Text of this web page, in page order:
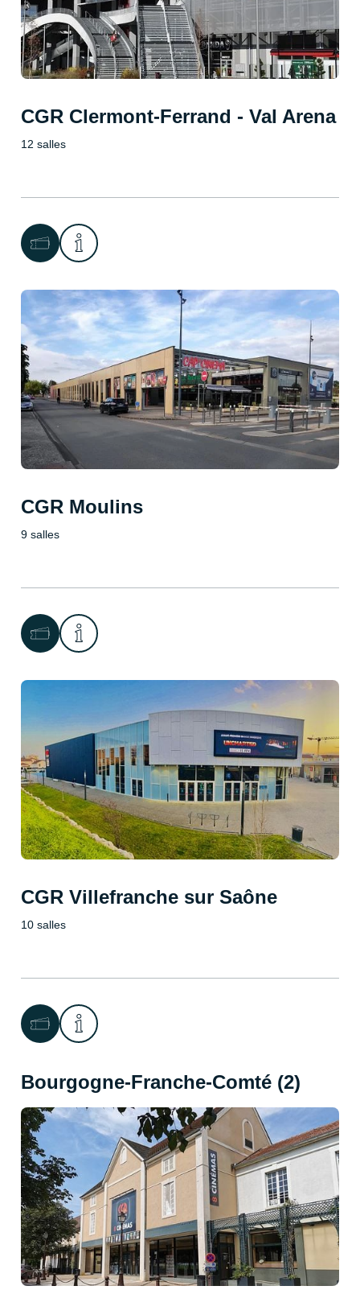
CGR Clermont-Ferrand - Val Arena
12 salles
CGR Moulins
9 salles
CGR Villefranche sur Saône
10 salles
Bourgogne-Franche-Comté (2)